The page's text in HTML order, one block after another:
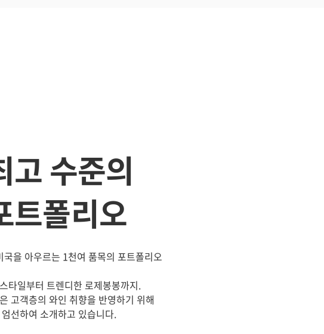
고 수준의
트폴리오
국을 아우르는 1천여 품목의 포트폴리오
타일부터 트렌디한 로제봉봉까지.
고객층의 와인 취향을 반영하기 위해
선하여 소개하고 있습니다.